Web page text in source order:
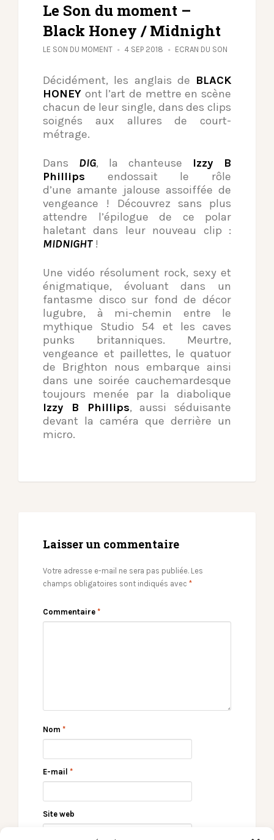
Le Son du moment –
Black Honey / Midnight
LE SON DU MOMENT 4 SEP 2018 ECRAN DU SON
Décidément, les anglais de BLACK
HONEY ont l’art de mettre en scène
chacun de leur single, dans des clips
soignés aux allures de court-
métrage.
Dans DIG, la chanteuse Izzy B
Phillips endossait le rôle
d’une amante jalouse assoiffée de
vengeance ! Découvrez sans plus
attendre l’épilogue de ce polar
haletant dans leur nouveau clip :
MIDNIGHT !
Une vidéo résolument rock, sexy et
énigmatique, évoluant dans un
fantasme disco sur fond de décor
lugubre, à mi-chemin entre le
mythique Studio 54 et les caves
punks britanniques. Meurtre,
vengeance et paillettes, le quatuor
de Brighton nous embarque ainsi
dans une soirée cauchemardesque
toujours menée par la diabolique
Izzy B Phillips, aussi séduisante
devant la caméra que derrière un
micro.
Laisser un commentaire
Votre adresse e-mail ne sera pas publiée. Les
champs obligatoires sont indiqués avec *
Commentaire *
Nom *
E-mail *
Site web